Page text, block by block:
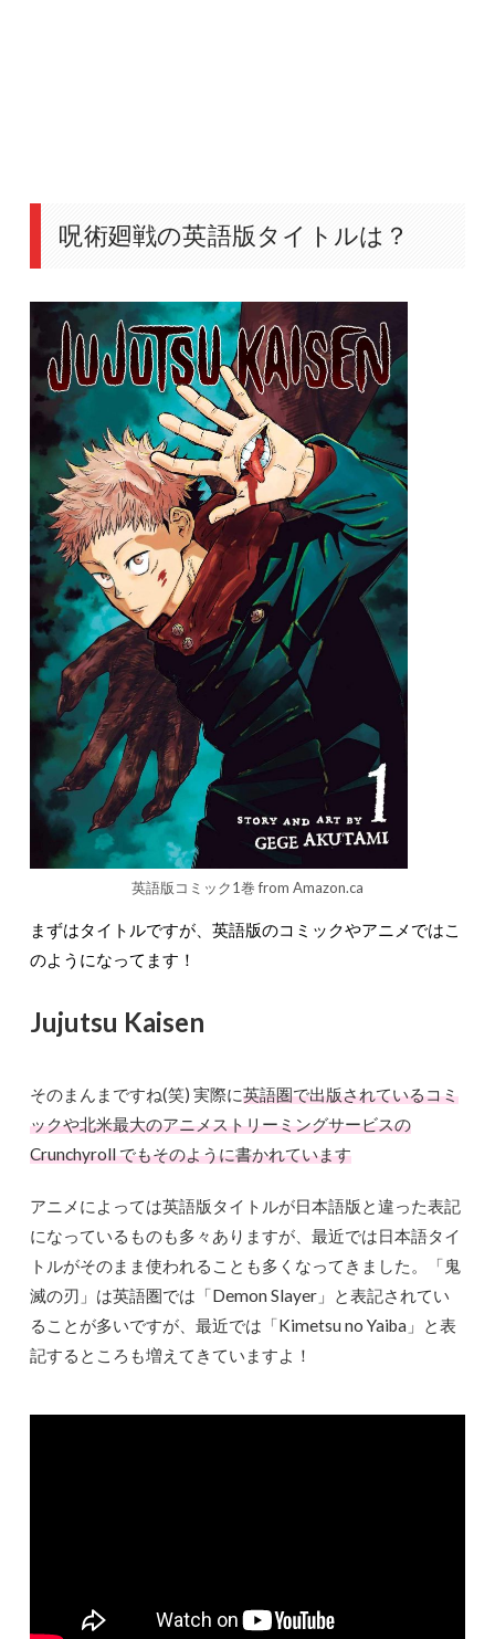
呪術廻戦の英語版タイトルは？
英語版コミック1巻 from Amazon.ca
まずはタイトルですが、英語版のコミックやアニメではこ
のようになってます！
Jujutsu Kaisen
そのまんまですね(笑) 実際に英語圏で出版されているコミ
ックや北米最大のアニメストリーミングサービスの
Crunchyroll でもそのように書かれています
アニメによっては英語版タイトルが日本語版と違った表記
になっているものも多々ありますが、最近では日本語タイ
トルがそのまま使われることも多くなってきました。「鬼
滅の刃」は英語圏では「Demon Slayer」と表記されてい
ることが多いですが、最近では「Kimetsu no Yaiba」と表
記するところも増えてきていますよ！